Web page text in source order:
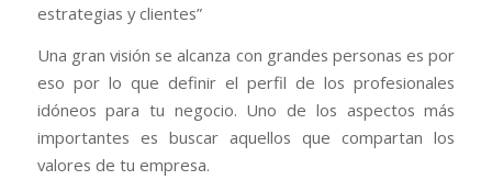
estrategias y clientes”
Una gran visión se alcanza con grandes personas es por
eso por lo que definir el perfil de los profesionales
idóneos para tu negocio. Uno de los aspectos más
importantes es buscar aquellos que compartan los
valores de tu empresa.